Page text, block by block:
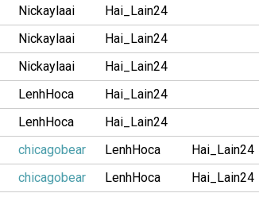
Nickaylaai
Hai_Lain24
Nickaylaai
Hai_Lain24
Nickaylaai
Hai_Lain24
LenhHoca
Hai_Lain24
LenhHoca
Hai_Lain24
chicagobear LenhHoca
Hai_Lain24
chicagobear LenhHoca
Hai_Lain24